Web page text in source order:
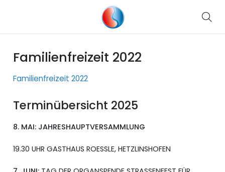
Familienfreizeit 2022
Familienfreizeit 2022
Terminübersicht 2025
8. MAI: JAHRESHAUPTVERSAMMLUNG
19.30 UHR GASTHAUS ROESSLE, HETZLINSHOFEN